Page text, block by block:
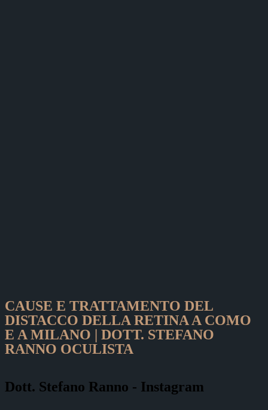
CAUSE E TRATTAMENTO DEL
DISTACCO DELLA RETINA A COMO
E A MILANO | DOTT. STEFANO
RANNO OCULISTA
Dott. Stefano Ranno - Instagram